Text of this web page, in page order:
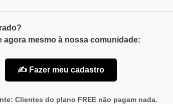
agora mesmo à nossa comunidade:
✍️ Fazer meu cadastro
Clientes do plano FREEnão pagam nada.